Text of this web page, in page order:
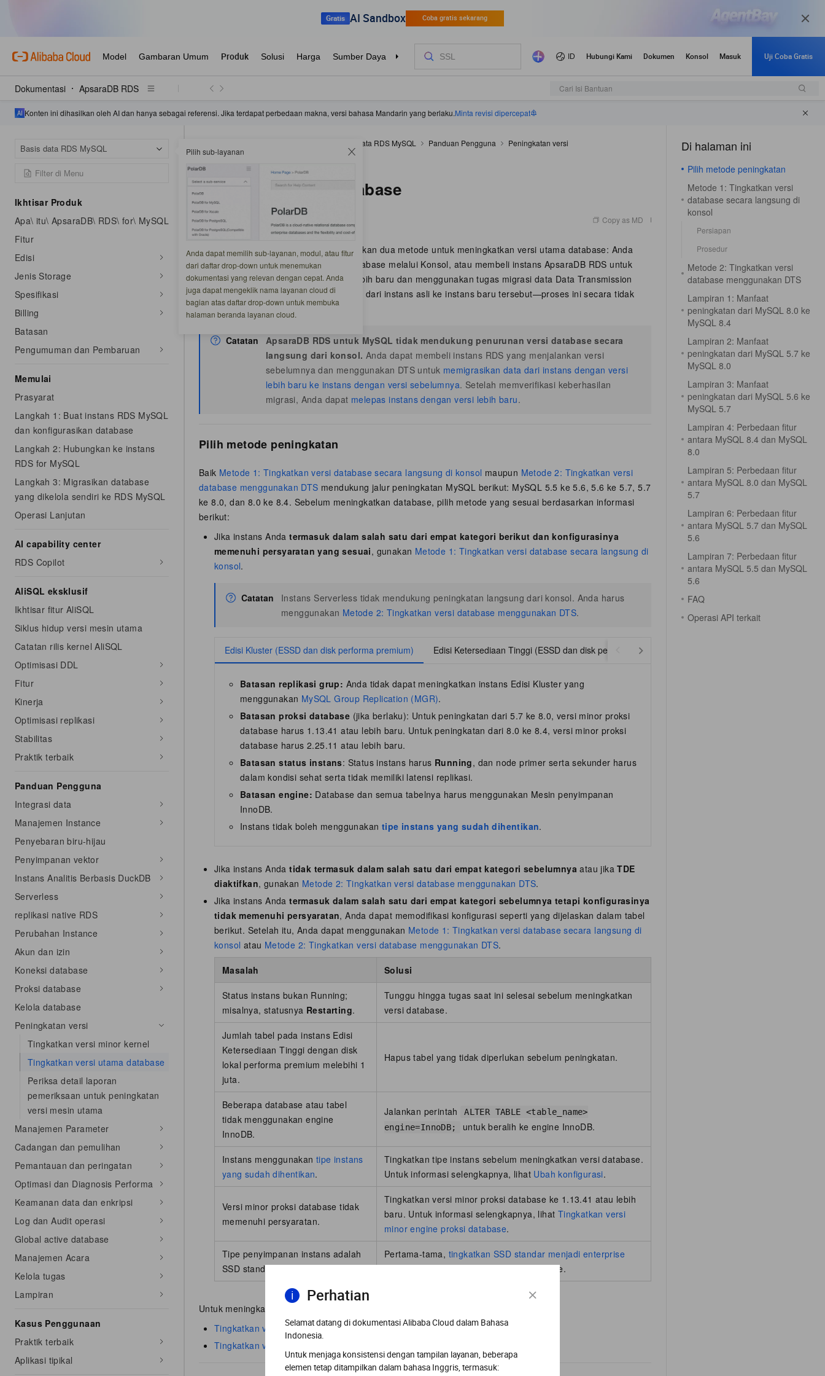
Perhatian
Selamat datang di dokumentasi Alibaba Cloud dalam Bahasa
Indonesia.
Untuk menjaga konsistensi dengan tampilan layanan, beberapa
elemen tetap ditampilkan dalam bahasa Inggris, termasuk:
Dokumentasi ApsaraDB RDS Cari Isi Bantuan
Konten ini dihasilkan oleh AI dan hanya sebagai referensi. Jika terdapat perbedaan makna, versi bahasa Mandarin yang berlaku.Minta revisi dipercepat
Basis data RDS MySQL Pilih sub-layanan
Anda dapat memilih sub-layanan, modul, atau fitur
dari daftar drop-down untuk menemukan
dokumentasi yang relevan dengan cepat. Anda
juga dapat mengeklik nama layanan cloud di
bagian atas daftar drop-down untuk membuka
halaman beranda layanan cloud.
Ikhtisar Produk
Apa\ itu\ ApsaraDB\ RDS\ for\ MySQL
Fitur
Edisi
Jenis Storage
Spesifikasi
Billing
Batasan
Pengumuman dan Pembaruan
Memulai
Prasyarat
Langkah 1: Buat instans RDS MySQL
dan konfigurasikan database
Langkah 2: Hubungkan ke instans
RDS for MySQL
Langkah 3: Migrasikan database
yang dikelola sendiri ke RDS MySQL
Operasi Lanjutan
AI capability center
RDS Copilot
AliSQL eksklusif
Ikhtisar fitur AliSQL
Siklus hidup versi mesin utama
Catatan rilis kernel AliSQL
Optimisasi DDL
Fitur
Kinerja
Optimisasi replikasi
Stabilitas
Praktik terbaik
Panduan Pengguna
Integrasi data
Manajemen Instance
Penyebaran biru-hijau
Penyimpanan vektor
Instans Analitis Berbasis DuckDB
Serverless
replikasi native RDS
Perubahan Instance
Akun dan izin
Koneksi database
Proksi database
Kelola database
Peningkatan versi
Tingkatkan versi minor kernel
Tingkatkan versi utama database
Periksa detail laporan
pemeriksaan untuk peningkatan
versi mesin utama
Manajemen Parameter
Cadangan dan pemulihan
Pemantauan dan peringatan
Optimasi dan Diagnosis Performa
Keamanan data dan enkripsi
Log dan Audit operasi
Global active database
Manajemen Acara
Kelola tugas
Lampiran
Kasus Penggunaan
Praktik terbaik
Aplikasi tipikal
Basis data RDS MySQL Panduan Pengguna
Peningkatan versi
Tingkatkan versi utama database
Tingkatkan versi database
Diperbarui pada: Copy as MD
ApsaraDB RDS untuk MySQL menyediakan dua metode untuk meningkatkan versi utama database: Anda
dapat langsung meningkatkan versi database melalui Konsol, atau membeli instans ApsaraDB RDS untuk
MySQL baru yang menjalankan versi lebih baru dan menggunakan tugas migrasi data Data Transmission
Service (DTS) untuk memindahkan data dari instans asli ke instans baru tersebut—proses ini secara tidak
langsung meningkatkan versi database.
Catatan
ApsaraDB RDS untuk MySQL tidak mendukung penurunan versi database secara
langsung dari konsol. Anda dapat membeli instans RDS yang menjalankan versi
sebelumnya dan menggunakan DTS untuk memigrasikan data dari instans dengan versi
lebih baru ke instans dengan versi sebelumnya. Setelah memverifikasi keberhasilan
migrasi, Anda dapat melepas instans dengan versi lebih baru.
Pilih metode peningkatan
Baik Metode 1: Tingkatkan versi database secara langsung di konsol maupun Metode 2: Tingkatkan versi
database menggunakan DTS mendukung jalur peningkatan MySQL berikut: MySQL 5.5 ke 5.6, 5.6 ke 5.7, 5.7
ke 8.0, dan 8.0 ke 8.4. Sebelum meningkatkan database, pilih metode yang sesuai berdasarkan informasi
berikut:
Jika instans Andatermasuk dalam salah satu dari empat kategori berikut dan konfigurasinya
memenuhi persyaratan yang sesuai, gunakan Metode 1: Tingkatkan versi database secara langsung di
konsol.
Catatan
Instans Serverless tidak mendukung peningkatan langsung dari konsol. Anda harus
menggunakan Metode 2: Tingkatkan versi database menggunakan DTS.
Edisi Kluster (ESSD dan disk performa premium) Edisi Ketersediaan Tinggi (ESSD dan disk performa premium)
Batasan replikasi grup: Anda tidak dapat meningkatkan instans Edisi Kluster yang
menggunakan MySQL Group Replication (MGR).
Batasan proksi database (jika berlaku): Untuk peningkatan dari 5.7 ke 8.0, versi minor proksi
database harus 1.13.41 atau lebih baru. Untuk peningkatan dari 8.0 ke 8.4, versi minor proksi
database harus 2.25.11 atau lebih baru.
Batasan status instans: Status instans harus Running, dan node primer serta sekunder harus
dalam kondisi sehat serta tidak memiliki latensi replikasi.
Batasan engine: Database dan semua tabelnya harus menggunakan Mesin penyimpanan
InnoDB.
Instans tidak boleh menggunakan tipe instans yang sudah dihentikan.
Jika instans Andatidak termasuk dalam salah satu dari empat kategori sebelumnya atau jikaTDE
diaktifkan, gunakan Metode 2: Tingkatkan versi database menggunakan DTS.
Jika instans Andatermasuk dalam salah satu dari empat kategori sebelumnya tetapi konfigurasinya
tidak memenuhi persyaratan, Anda dapat memodifikasi konfigurasi seperti yang dijelaskan dalam tabel
berikut. Setelah itu, Anda dapat menggunakan Metode 1: Tingkatkan versi database secara langsung di
konsol atau Metode 2: Tingkatkan versi database menggunakan DTS.
Masalah Solusi
Status instans bukan Running;
misalnya, statusnya Restarting.
Tunggu hingga tugas saat ini selesai sebelum meningkatkan
versi database.
Jumlah tabel pada instans Edisi
Ketersediaan Tinggi dengan disk
lokal performa premium melebihi 1
juta.
Hapus tabel yang tidak diperlukan sebelum peningkatan.
Beberapa database atau tabel
tidak menggunakan engine
InnoDB.
Jalankan perintah
ALTER TABLE <table_name>
engine=InnoDB;
untuk beralih ke engine InnoDB.
Instans menggunakan tipe instans
yang sudah dihentikan.
Tingkatkan tipe instans sebelum meningkatkan versi database.
Untuk informasi selengkapnya, lihat Ubah konfigurasi.
Versi minor proksi database tidak
memenuhi persyaratan.
Tingkatkan versi minor proksi database ke 1.13.41 atau lebih
baru. Untuk informasi selengkapnya, lihat Tingkatkan versi
minor engine proksi database.
Tipe penyimpanan instans adalah
SSD standar.
Pertama-tama, tingkatkan SSD standar menjadi enterprise
SSD (ESSD), lalu tingkatkan versi database.
Untuk meningkatkan versi utama database engine lainnya, lihat topik berikut:
Tingkatkan versi utama database instans ApsaraDB RDS untuk PostgreSQL
Tingkatkan versi utama database instans ApsaraDB RDS untuk SQL Server
Di halaman ini
Pilih metode peningkatan
Metode 1: Tingkatkan versi
database secara langsung di
konsol
Persiapan
Prosedur
Metode 2: Tingkatkan versi
database menggunakan DTS
Lampiran 1: Manfaat
peningkatan dari MySQL 8.0 ke
MySQL 8.4
Lampiran 2: Manfaat
peningkatan dari MySQL 5.7 ke
MySQL 8.0
Lampiran 3: Manfaat
peningkatan dari MySQL 5.6 ke
MySQL 5.7
Lampiran 4: Perbedaan fitur
antara MySQL 8.4 dan MySQL
8.0
Lampiran 5: Perbedaan fitur
antara MySQL 8.0 dan MySQL
5.7
Lampiran 6: Perbedaan fitur
antara MySQL 5.7 dan MySQL
5.6
Lampiran 7: Perbedaan fitur
antara MySQL 5.5 dan MySQL
5.6
FAQ
Operasi API terkait